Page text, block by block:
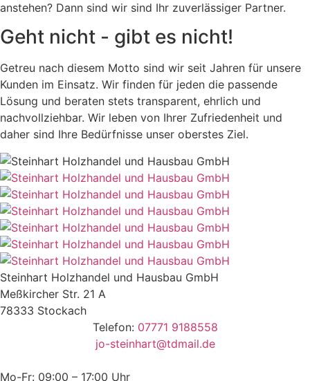
anstehen? Dann sind wir sind Ihr zuverlässiger Partner.
Geht nicht - gibt es nicht!
Getreu nach diesem Motto sind wir seit Jahren für unsere
Kunden im Einsatz. Wir finden für jeden die passende
Lösung und beraten stets transparent, ehrlich und
nachvollziehbar. Wir leben von Ihrer Zufriedenheit und
daher sind Ihre Bedürfnisse unser oberstes Ziel.
Steinhart Holzhandel und Hausbau GmbH
Meßkircher Str. 21 A
78333 Stockach
Telefon: 07771 9188558
jo-steinhart@tdmail.de
Mo-Fr: 09:00 – 17:00 Uhr